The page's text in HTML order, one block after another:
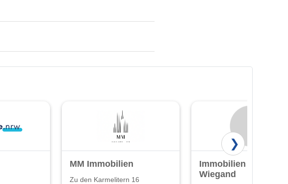
MM Immobilien
Zu den Karmelitern 16
Immobilien
Wiegand
❯